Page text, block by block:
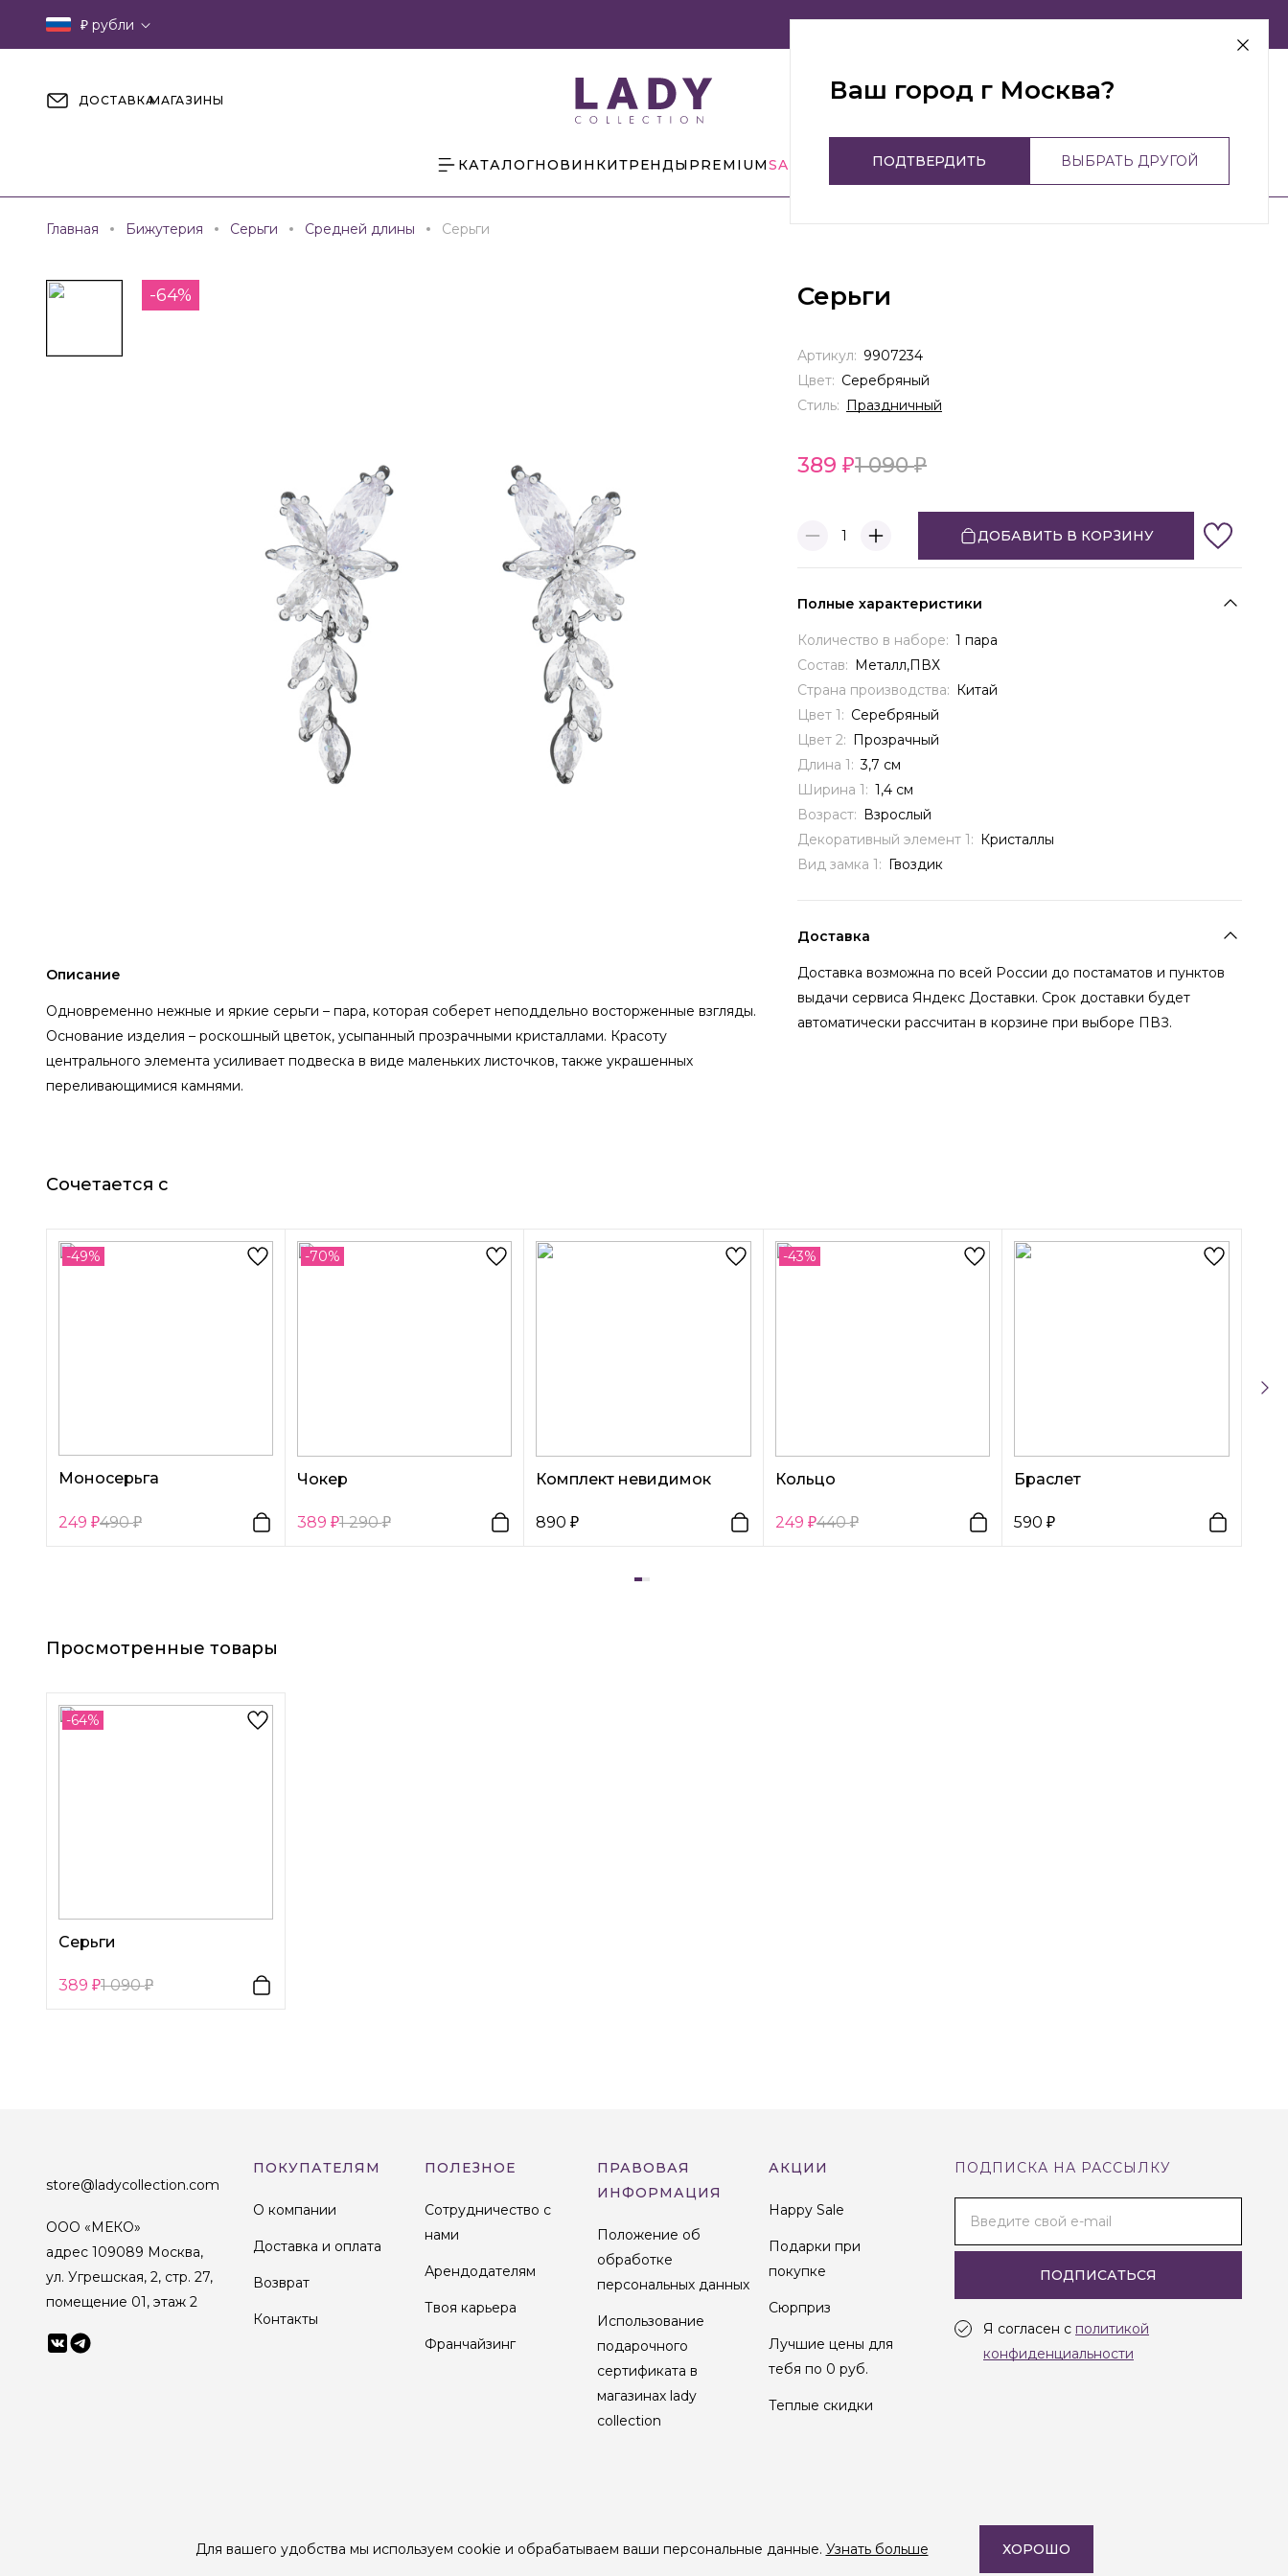
₽ рубли г Москва
ДОСТАВКАМАГАЗИНЫ
КАТАЛОГНОВИНКИТРЕНДЫ PREMIUMSALE
Главная Бижутерия Серьги Средней длины Серьги
-64%
Описание
Одновременно нежные и яркие серьги – пара, которая соберет неподдельно восторженные взгляды.
Основание изделия – роскошный цветок, усыпанный прозрачными кристаллами. Красоту
центрального элемента усиливает подвеска в виде маленьких листочков, также украшенных
переливающимися камнями.
Серьги
389 1 090
1 ДОБАВИТЬ В КОРЗИНУ
Артикул: 9907234
Цвет: Серебряный
Стиль: Праздничный
Полные характеристики
Количество в наборе: 1 пара
Состав: Металл,ПВХ
Страна производства: Китай
Цвет 1: Серебряный
Цвет 2: Прозрачный
Длина 1: 3,7 см
Ширина 1: 1,4 см
Возраст: Взрослый
Декоративный элемент 1: Кристаллы
Вид замка 1: Гвоздик
Доставка
Доставка возможна по всей России до постаматов и пунктов
выдачи сервиса Яндекс Доставки. Срок доставки будет
автоматически рассчитан в корзине при выборе ПВЗ.
Сочетается с
-49%
Моносерьга
249 490
-70%
Чокер
389 1 290
Комплект невидимок
890
-43%
Кольцо
249 440
Браслет
590
Просмотренные товары
-64%
Серьги
389 1 090
ПОДПИСКА НА РАССЫЛКУ
Введите свой e-mail
ПОДПИСАТЬСЯ
Я согласен с политикой
конфиденциальности
store@ladycollection.com
ООО «МЕКО»
адрес 109089 Москва,
ул. Угрешская, 2, стр. 27,
помещение 01, этаж 2
ПОКУПАТЕЛЯМ
О компании
Доставка и оплата
Возврат
Контакты
ПОЛЕЗНОЕ
Сотрудничество с
нами
Арендодателям
Твоя карьера
Франчайзинг
ПРАВОВАЯ
ИНФОРМАЦИЯ
Положение об
обработке
персональных данных
Использование
подарочного
сертификата в
магазинах lady
collection
АКЦИИ
Happy Sale
Подарки при
покупке
Сюрприз
Лучшие цены для
тебя по 0 руб.
Теплые скидки
Создание сайта —
Для вашего удобства мы используем cookie и обрабатываем ваши персональные данные. Узнать больше ХОРОШО
Ваш город г Москва?
ПОДТВЕРДИТЬ ВЫБРАТЬ ДРУГОЙ